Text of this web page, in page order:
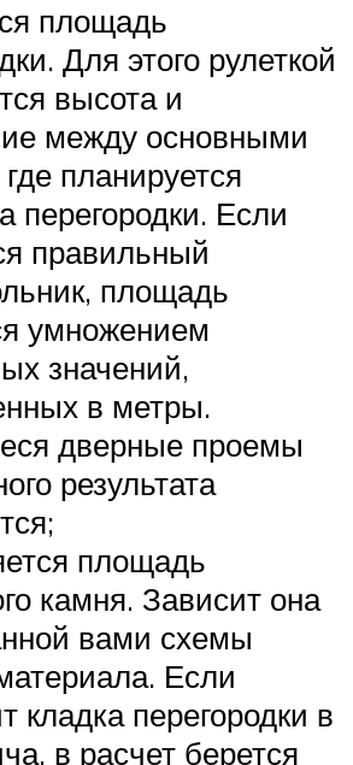
площадь
Для этого рулеткой
высота и
между основными
планируется
перегородки. Если
правильный
площадь
умножением
значений,
в метры.
дверные проемы
результата
площадь
камня. Зависит она
вами схемы
Если
кладка перегородки в
в расчет берется